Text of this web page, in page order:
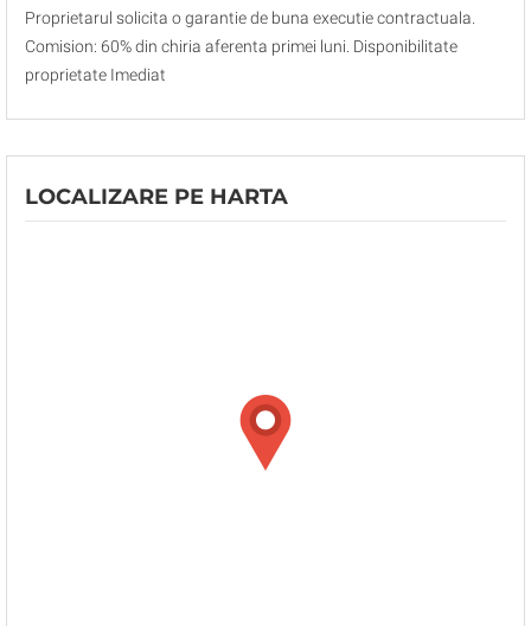
Proprietarul solicita o garantie de buna executie contractuala.
Comision: 60% din chiria aferenta primei luni. Disponibilitate
proprietate Imediat
LOCALIZARE PE HARTA